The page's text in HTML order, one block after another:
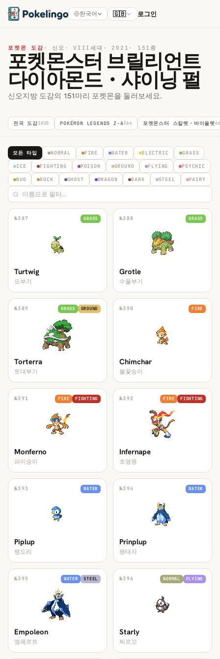
한국어 🇬🇧 로그인
포켓몬 도감 · 신오 ·VIII세대 · 2021 · 151종
포켓몬스터 브릴리언트
다이아몬드・샤이닝 펄
신오지방 도감의 151마리 포켓몬을 둘러보세요.
전국 도감1025 POKÉMON LEGENDS Z-A364 포켓몬스터 스칼렛・바이올렛
모든 타입 NORMAL FIRE WATER ELECTRIC GRASS
ICE FIGHTING POISON GROUND FLYING PSYCHIC
BUG ROCK GHOST DRAGON DARK STEEL FAIRY
№387 GRASS
Turtwig
모부기
№388 GRASS
Grotle
수풀부기
№389 GRASS GROUND
Torterra
토대부기
№390 FIRE
Chimchar
불꽃숭이
№391 FIRE FIGHTING
Monferno
파이숭이
№392 FIRE FIGHTING
Infernape
초염몽
№393 WATER
Piplup
팽도리
№394 WATER
Prinplup
팽태자
№395 WATER STEEL
Empoleon
엠페르트
№396 NORMAL FLYING
Starly
찌르꼬